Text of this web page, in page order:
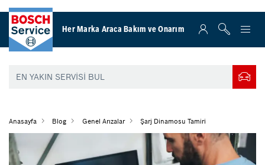
Her Marka Araca Bakım ve Onarım
Anasayfa Blog Genel Arızalar Şarj Dinamosu Tamiri